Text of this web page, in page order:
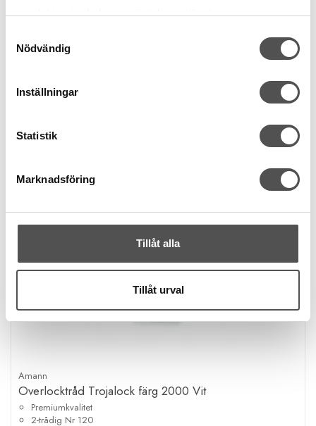
samlat in när du har använt deras tjänster.
Nödvändig
Inställningar
Statistik
Marknadsföring
Tillåt alla
Tillåt urval
Finns i lager
Amann
Overlocktråd Trojalock färg 2000 Vit
Premiumkvalitet
2-trådig Nr 120